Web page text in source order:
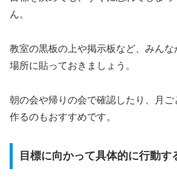
ん。
教室の黒板の上や掲示板など、みんな
場所に貼っておきましょう。
朝の会や帰りの会で確認したり、月
作るのもおすすめです。
目標に向かって具体的に行動す